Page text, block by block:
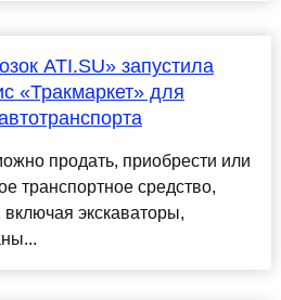
ATI.SU» запустила
«Тракмаркет» для
продать, приобрести или
транспортное средство,
включая экскаваторы,